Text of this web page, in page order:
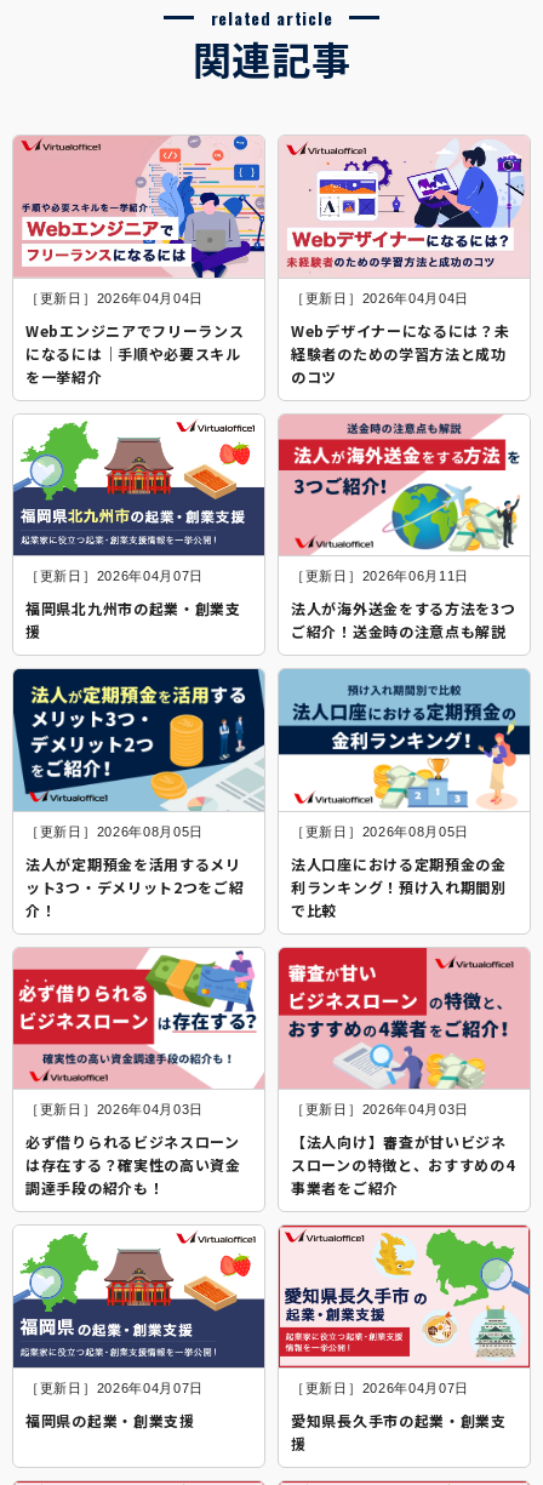
related article
関連記事
［更新日］2026年04月04日
Webエンジニアでフリーランス
になるには｜手順や必要スキル
を一挙紹介
［更新日］2026年04月04日
Webデザイナーになるには？未
経験者のための学習方法と成功
のコツ
［更新日］2026年04月07日
福岡県北九州市の起業・創業支
援
［更新日］2026年06月11日
法人が海外送金をする方法を3つ
ご紹介！送金時の注意点も解説
［更新日］2026年08月05日
法人が定期預金を活用するメリ
ット3つ・デメリット2つをご紹
介！
［更新日］2026年08月05日
法人口座における定期預金の金
利ランキング！預け入れ期間別
で比較
［更新日］2026年04月03日
必ず借りられるビジネスローン
は存在する？確実性の高い資金
調達手段の紹介も！
［更新日］2026年04月03日
【法人向け】審査が甘いビジネ
スローンの特徴と、おすすめの4
事業者をご紹介
［更新日］2026年04月07日
福岡県の起業・創業支援
［更新日］2026年04月07日
愛知県長久手市の起業・創業支
援